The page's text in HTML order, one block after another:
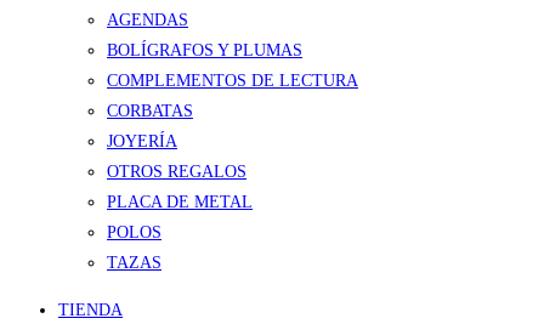
AGENDAS
BOLÍGRAFOS Y PLUMAS
COMPLEMENTOS DE LECTURA
CORBATAS
JOYERÍA
OTROS REGALOS
PLACA DE METAL
POLOS
TAZAS
TIENDA